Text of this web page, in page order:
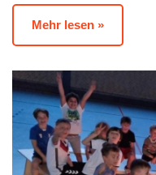
Mehr lesen »